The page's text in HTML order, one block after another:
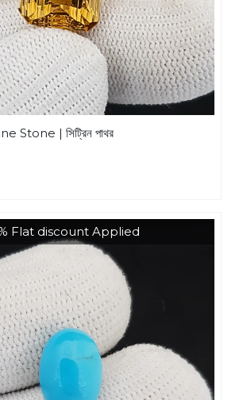
Stone | সিট্রিন পাথর
Flat discount Applied